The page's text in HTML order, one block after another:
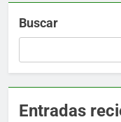
Buscar
Entradas